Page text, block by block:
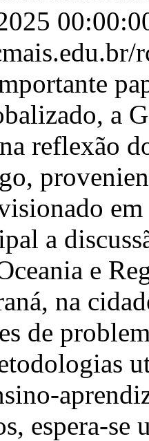
a
reflexão
a
e
na
de
espera-